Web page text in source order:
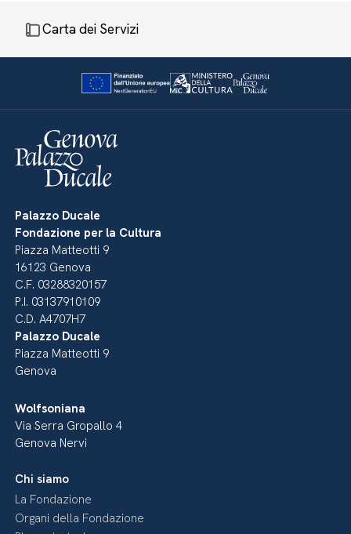
Carta dei Servizi
Palazzo Ducale
Fondazione per la Cultura
Piazza Matteotti 9
16123 Genova
C.F. 03288320157
P.I. 03137910109
C.D. A4707H7
Palazzo Ducale
Piazza Matteotti 9
Genova
Wolfsoniana
Via Serra Gropallo 4
Genova Nervi
Chi siamo
La Fondazione
Organi della Fondazione